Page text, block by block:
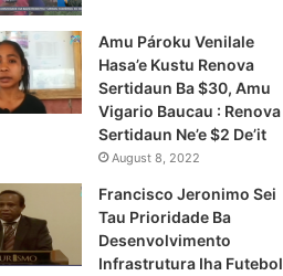
Amu Pároku Venilale
Hasa’e Kustu Renova
Sertidaun Ba $30, Amu
Vigario Baucau : Renova
Sertidaun Ne’e $2 De’it
August 8, 2022
Francisco Jeronimo Sei
Tau Prioridade Ba
Desenvolvimento
Infrastrutura Iha Futebol